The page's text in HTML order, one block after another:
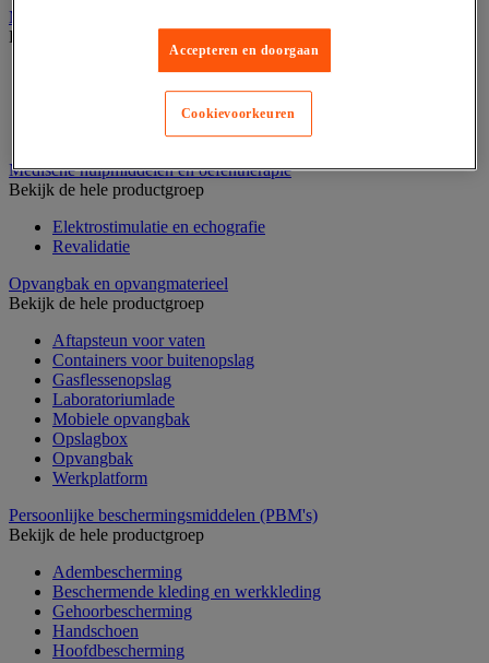
Medische apparatuur en meubilair
Bekijk de hele productgroep
Apparatuur voor algemene medische diagnose
Meubilair en benodigdheden voor medische praktijk
Onderzoekstafel, -scherm en -stoel
Medische hulpmiddelen en oefentherapie
Bekijk de hele productgroep
Elektrostimulatie en echografie
Revalidatie
Opvangbak en opvangmaterieel
Bekijk de hele productgroep
Aftapsteun voor vaten
Containers voor buitenopslag
Gasflessenopslag
Laboratoriumlade
Mobiele opvangbak
Opslagbox
Opvangbak
Werkplatform
Persoonlijke beschermingsmiddelen (PBM's)
Bekijk de hele productgroep
Adembescherming
Beschermende kleding en werkkleding
Gehoorbescherming
Handschoen
Hoofdbescherming
Accepteren en doorgaan
Cookievoorkeuren